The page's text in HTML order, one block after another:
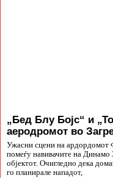
„Бед Блу Бојс“ и
аеродромот во
Ужасни сцени на ардордомот
помеѓу навивачите на Динамо
објектот. Очигледно дека
го планирале нападот,